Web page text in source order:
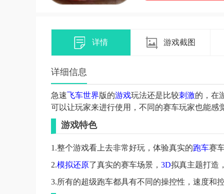
详情 游戏截图
详细信息
急速飞车世界版的游戏玩法还是比较刺激的，在
可以让玩家来进行使用，不同的赛车玩家也能感
游戏特色
1.整个游戏看上去非常好玩，体验真实的跑车赛
2.模拟还原了真实的赛车场景， 3D拟真主题打造
3.所有的超级跑车都具有不同的操控性，速度和